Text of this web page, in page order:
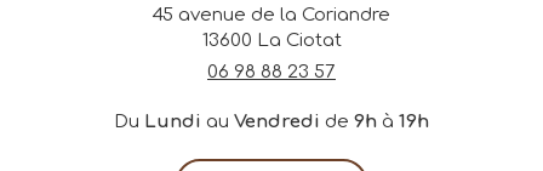
45 avenue de la Coriandre
13600 La Ciotat
06 98 88 23 57
Du Lundi au Vendredi de 9h à 19h